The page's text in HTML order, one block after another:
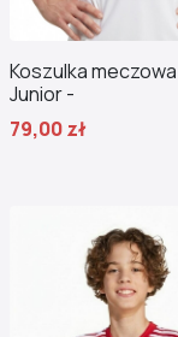
Koszulka meczowa
Junior -
79,00 zł